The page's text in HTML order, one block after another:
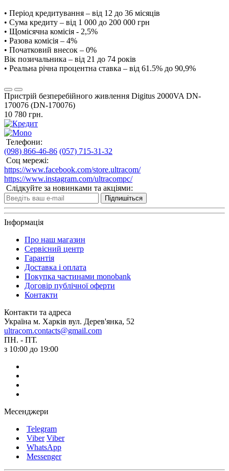
• Період кредитування – від 12 до 36 місяців
• Сума кредиту – від 1 000 до 200 000 грн
• Щомісячна комісія - 2,5%
• Разова комісія – 4%
• Початковий внесок – 0%
Вік позичальника – від 21 до 74 років
• Реальна річна процентна ставка – від 61.5% до 90,9%
Пристрій безперебійного живлення Digitus 2000VA DN-
170076 (DN-170076)
10 780 грн.
Телефони:
(098) 866-46-86 (057) 715-31-32
Соц мережі:
https://www.facebook.com/store.ultracom/
https://www.instagram.com/ultracompc/
Слідкуйте за новинками та акціями:
Підпишіться
Інформація
Про наш магазин
Сервісний центр
Гарантія
Доставка і оплата
Покупка частинами monobank
Договір публічної оферти
Контакти
Контакти та адреса
Україна м. Харків вул. Дерев'янка, 52
ultracom.contacts@gmail.com
ПН. - ПТ.
з 10:00 до 19:00
Месенджери
Telegram
Viber Viber
WhatsApp
Messenger